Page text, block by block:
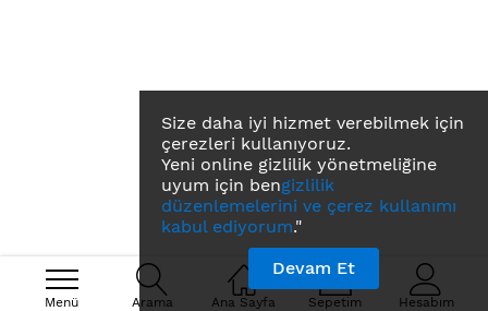
Size daha iyi hizmet verebilmek için
çerezleri kullanıyoruz.
Yeni online gizlilik yönetmeliğine
uyum için bengizlilik
düzenlemelerini ve çerez kullanımı
kabul ediyorum."
Devam Et
Menü Arama Ana Sayfa Sepetim Hesabım